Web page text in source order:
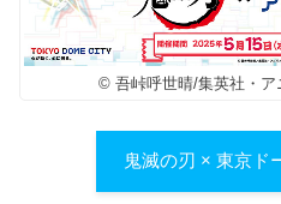
© 吾峠呼世晴/集英社・ア
鬼滅の刃 × 東京ド